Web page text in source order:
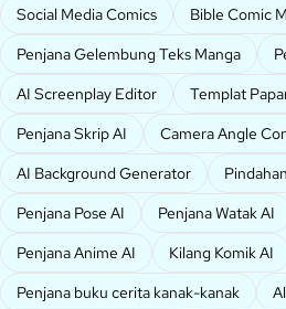
Social Media Comics
Bible Comic
Penjana Gelembung Teks Manga
AI Screenplay Editor
Templat
Penjana Skrip AI
Camera Angle
AI Background Generator
Penjana Pose AI
Penjana Watak AI
Penjana Anime AI
Kilang Komik AI
Penjana buku cerita kanak-kanak